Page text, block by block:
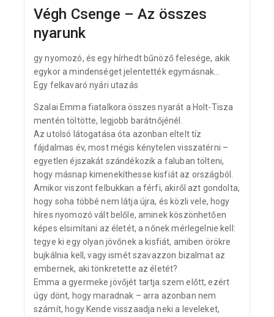
Végh Csenge – Az összes
nyarunk
gy nyomozó, és egy hírhedt bűnöző felesége, akik
egykor a mindenséget jelentették egymásnak…
Egy felkavaró nyári utazás
Szalai Emma fiatalkora összes nyarát a Holt-Tisza
mentén töltötte, legjobb barátnőjénél.
Az utolsó látogatása óta azonban eltelt tíz
fájdalmas év, most mégis kénytelen visszatérni –
egyetlen éjszakát szándékozik a faluban tölteni,
hogy másnap kimenekíthesse kisfiát az országból.
Amikor viszont felbukkan a férfi, akiről azt gondolta,
hogy soha többé nem látja újra, és közli vele, hogy
híres nyomozó vált belőle, aminek köszönhetően
képes elsimítani az életét, a nőnek mérlegelnie kell:
tegye ki egy olyan jövőnek a kisfiát, amiben örökre
bujkálnia kell, vagy ismét szavazzon bizalmat az
embernek, aki tönkretette az életét?
Emma a gyermeke jövőjét tartja szem előtt, ezért
úgy dönt, hogy maradnak – arra azonban nem
számít, hogy Kende visszaadja neki a leveleket,